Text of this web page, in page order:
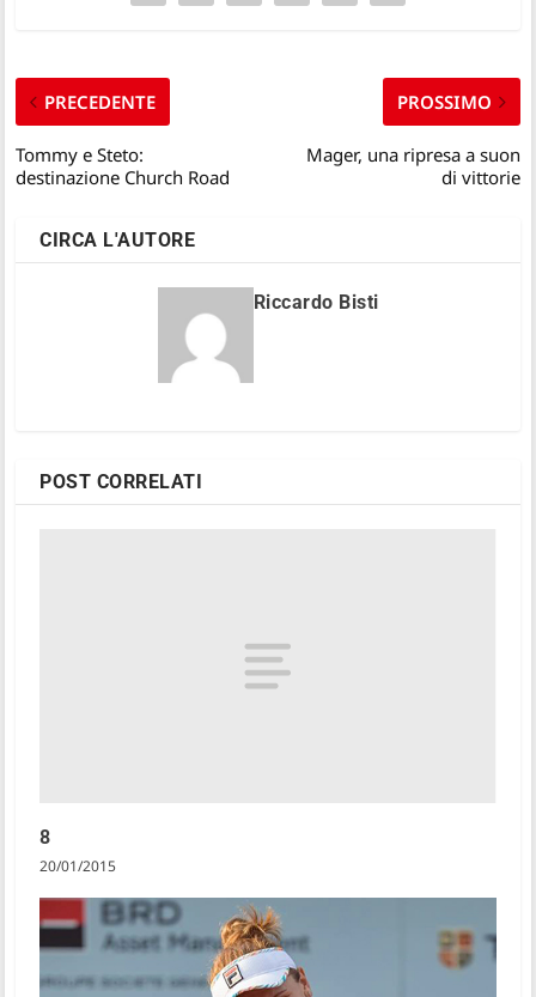
PRECEDENTE
Tommy e Steto:
destinazione Church Road
PROSSIMO
Mager, una ripresa a suon
di vittorie
CIRCA L'AUTORE
Riccardo Bisti
POST CORRELATI
8
20/01/2015